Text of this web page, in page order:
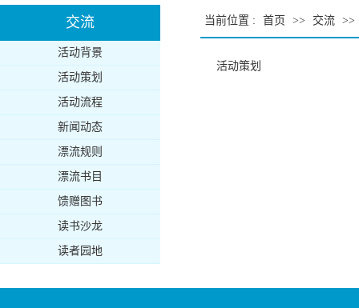
交流
活动背景
活动策划
活动流程
新闻动态
漂流规则
漂流书目
馈赠图书
读书沙龙
读者园地
当前位置 : 首页 >> 交流 >>
活动策划